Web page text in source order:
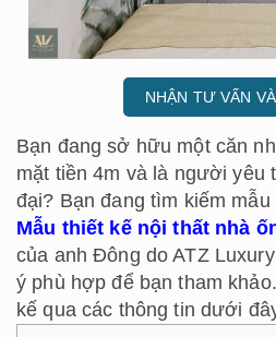
NHẬN TƯ VẤN
Bạn đang sở hữu một căn
mặt tiền 4m và là người yêu
đại? Bạn đang tìm kiếm
Mẫu thiết kế nội thất nhà
của anh Đông do ATZ
ý phù hợp để bạn tham
kế qua các thông tin dưới